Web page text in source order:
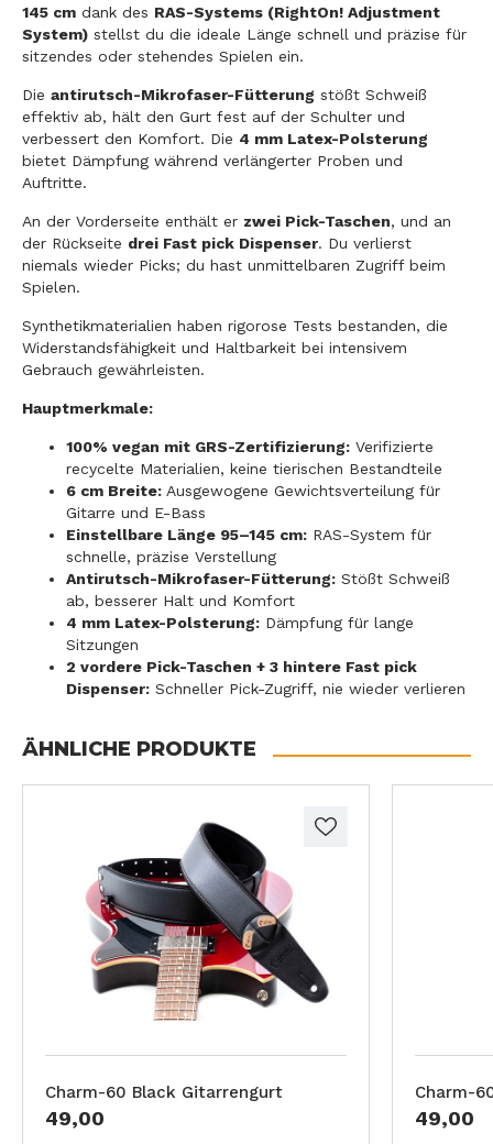
145 cm dank des RAS-Systems (RightOn! Adjustment
System) stellst du die ideale Länge schnell und präzise für
sitzendes oder stehendes Spielen ein.
Die antirutsch-Mikrofaser-Fütterung stößt Schweiß
effektiv ab, hält den Gurt fest auf der Schulter und
verbessert den Komfort. Die 4 mm Latex-Polsterung
bietet Dämpfung während verlängerter Proben und
Auftritte.
An der Vorderseite enthält er zwei Pick-Taschen, und an
der Rückseite drei Fast pick Dispenser. Du verlierst
niemals wieder Picks; du hast unmittelbaren Zugriff beim
Spielen.
Synthetikmaterialien haben rigorose Tests bestanden, die
Widerstandsfähigkeit und Haltbarkeit bei intensivem
Gebrauch gewährleisten.
Hauptmerkmale:
100% vegan mit GRS-Zertifizierung: Verifizierte
recycelte Materialien, keine tierischen Bestandteile
6 cm Breite: Ausgewogene Gewichtsverteilung für
Gitarre und E-Bass
Einstellbare Länge 95–145 cm: RAS-System für
schnelle, präzise Verstellung
Antirutsch-Mikrofaser-Fütterung: Stößt Schweiß
ab, besserer Halt und Komfort
4 mm Latex-Polsterung: Dämpfung für lange
Sitzungen
2 vordere Pick-Taschen + 3 hintere Fast pick
Dispenser: Schneller Pick-Zugriff, nie wieder verlieren
ÄHNLICHE PRODUKTE
Charm-60 Black Gitarrengurt
49,00
Charm-
49,00